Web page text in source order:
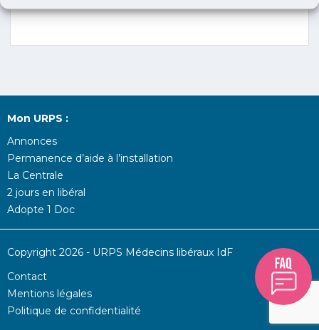
Mon URPS :
Annonces
Permanence d’aide à l’installation
La Centrale
2 jours en libéral
Adopte 1 Doc
Copyright 2026 - URPS Médecins libéraux IdF
Contact
Mentions légales
Politique de confidentialité